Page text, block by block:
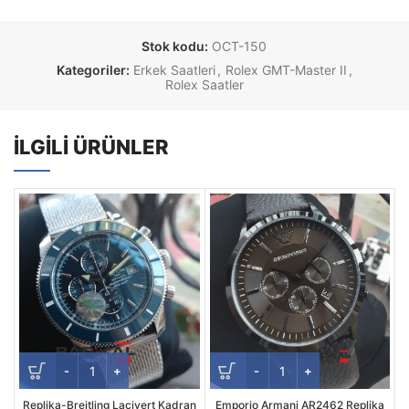
Stok kodu: OCT-150
Kategoriler: Erkek Saatleri , Rolex GMT-Master II ,
Rolex Saatler
İLGILI ÜRÜNLER
Replika-Breitling Lacivert Kadran
Emporio Armani AR2462 Replika